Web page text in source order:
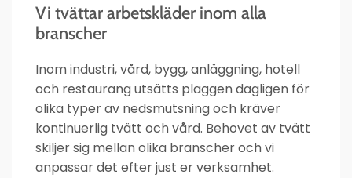
Vi tvättar arbetskläder inom alla
branscher
Inom industri, vård, bygg, anläggning, hotell
och restaurang utsätts plaggen dagligen för
olika typer av nedsmutsning och kräver
kontinuerlig tvätt och vård. Behovet av tvätt
skiljer sig mellan olika branscher och vi
anpassar det efter just er verksamhet.